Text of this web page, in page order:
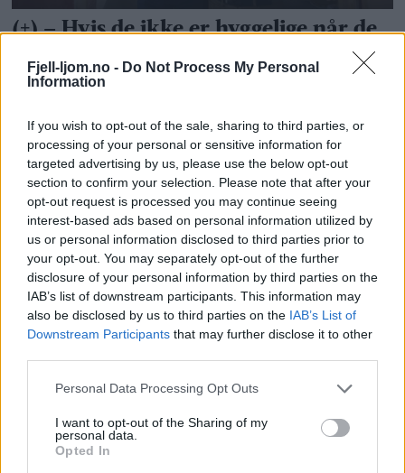
Fjell-ljom.no - Do Not Process My Personal
Information
If you wish to opt-out of the sale, sharing to third parties, or
processing of your personal or sensitive information for
targeted advertising by us, please use the below opt-out
section to confirm your selection. Please note that after your
opt-out request is processed you may continue seeing
interest-based ads based on personal information utilized by
us or personal information disclosed to third parties prior to
your opt-out. You may separately opt-out of the further
disclosure of your personal information by third parties on the
IAB’s list of downstream participants. This information may
also be disclosed by us to third parties on the IAB’s List of
Downstream Participants that may further disclose it to other
Personal Data Processing Opt Outs
I want to opt-out of the Sharing of my
personal data.
Opted In